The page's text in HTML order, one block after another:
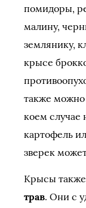
помидоры,
малину,
землянику,
крысе
также можно
коем случае
картофель
зверек
Крысы
трав. Они с